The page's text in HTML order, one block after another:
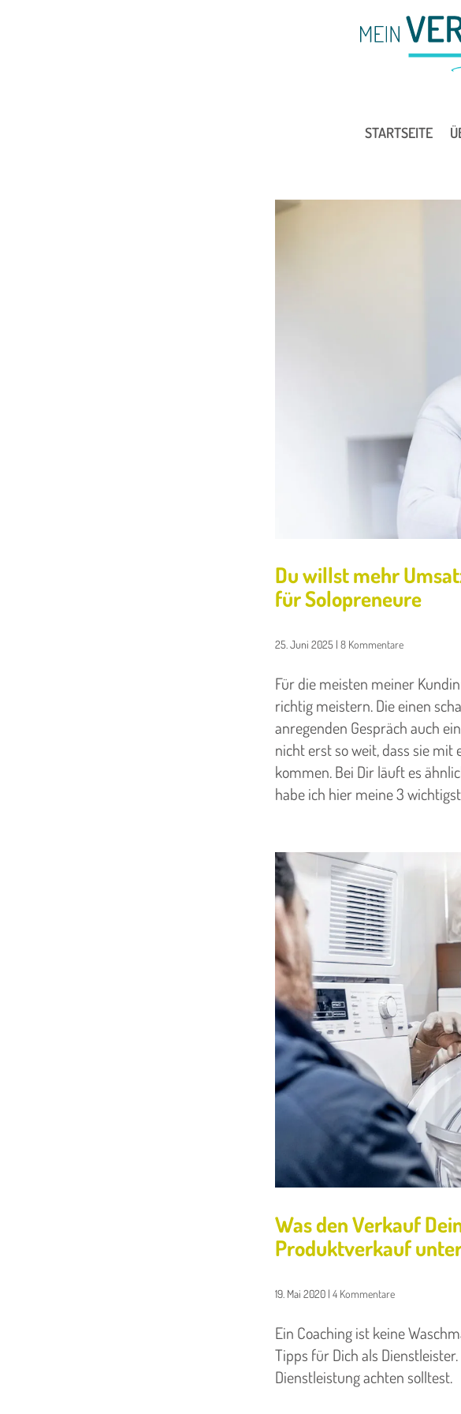
STARTSEITE
Du willst mehr
für Solopreneure
25. Juni 2025 |8 Kommentare
Für die meisten meiner
richtig meistern. Die einen
anregenden Gespräch auch
nicht erst so weit, dass sie
kommen. Bei Dir läuft es
habe ich hier meine 3
Was den Verkauf
Produktverkauf
19. Mai 2020 |4 Kommentare
Ein Coaching ist keine
Tipps für Dich als
Dienstleistung achten solltest.